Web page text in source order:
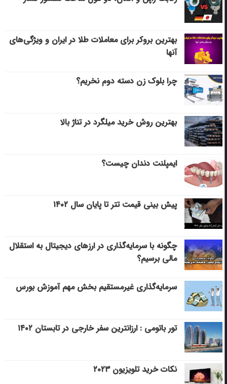
بهترین بروکر برای معاملات طلا در ایران و ویژگی‌های
آنها
چرا بلوک زن دسته دوم نخریم؟
بهترین روش خرید میلگرد در تناژ بالا
ایمپلنت دندان چیست؟
پیش بینی قیمت تتر تا پایان سال ۱۴۰۲
چگونه با سرمایه‌گذاری در ارزهای دیجیتال به استقلال
مالی برسیم؟
سرمایه‌گذاری غیرمستقیم بخش مهم آموزش بورس
تور باتومی : ارزانترین سفر خارجی در تابستان ۱۴۰۲
نکات خرید تلویزیون ۲۰۲۳